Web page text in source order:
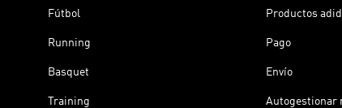
Fútbol
Running
Basquet
Training
Productos
Pago
Envío
Autogestionar